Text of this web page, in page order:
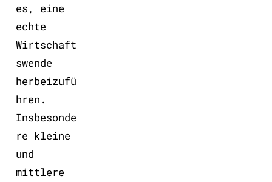
es, eine
echte
Wirtschaft
swende
herbeizufü
hren.
Insbesonde
re kleine
und
mittlere